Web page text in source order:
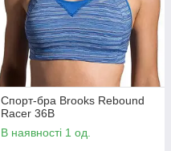
Спорт-бра Brooks Rebound
Racer 36B
В наявності 1 од.